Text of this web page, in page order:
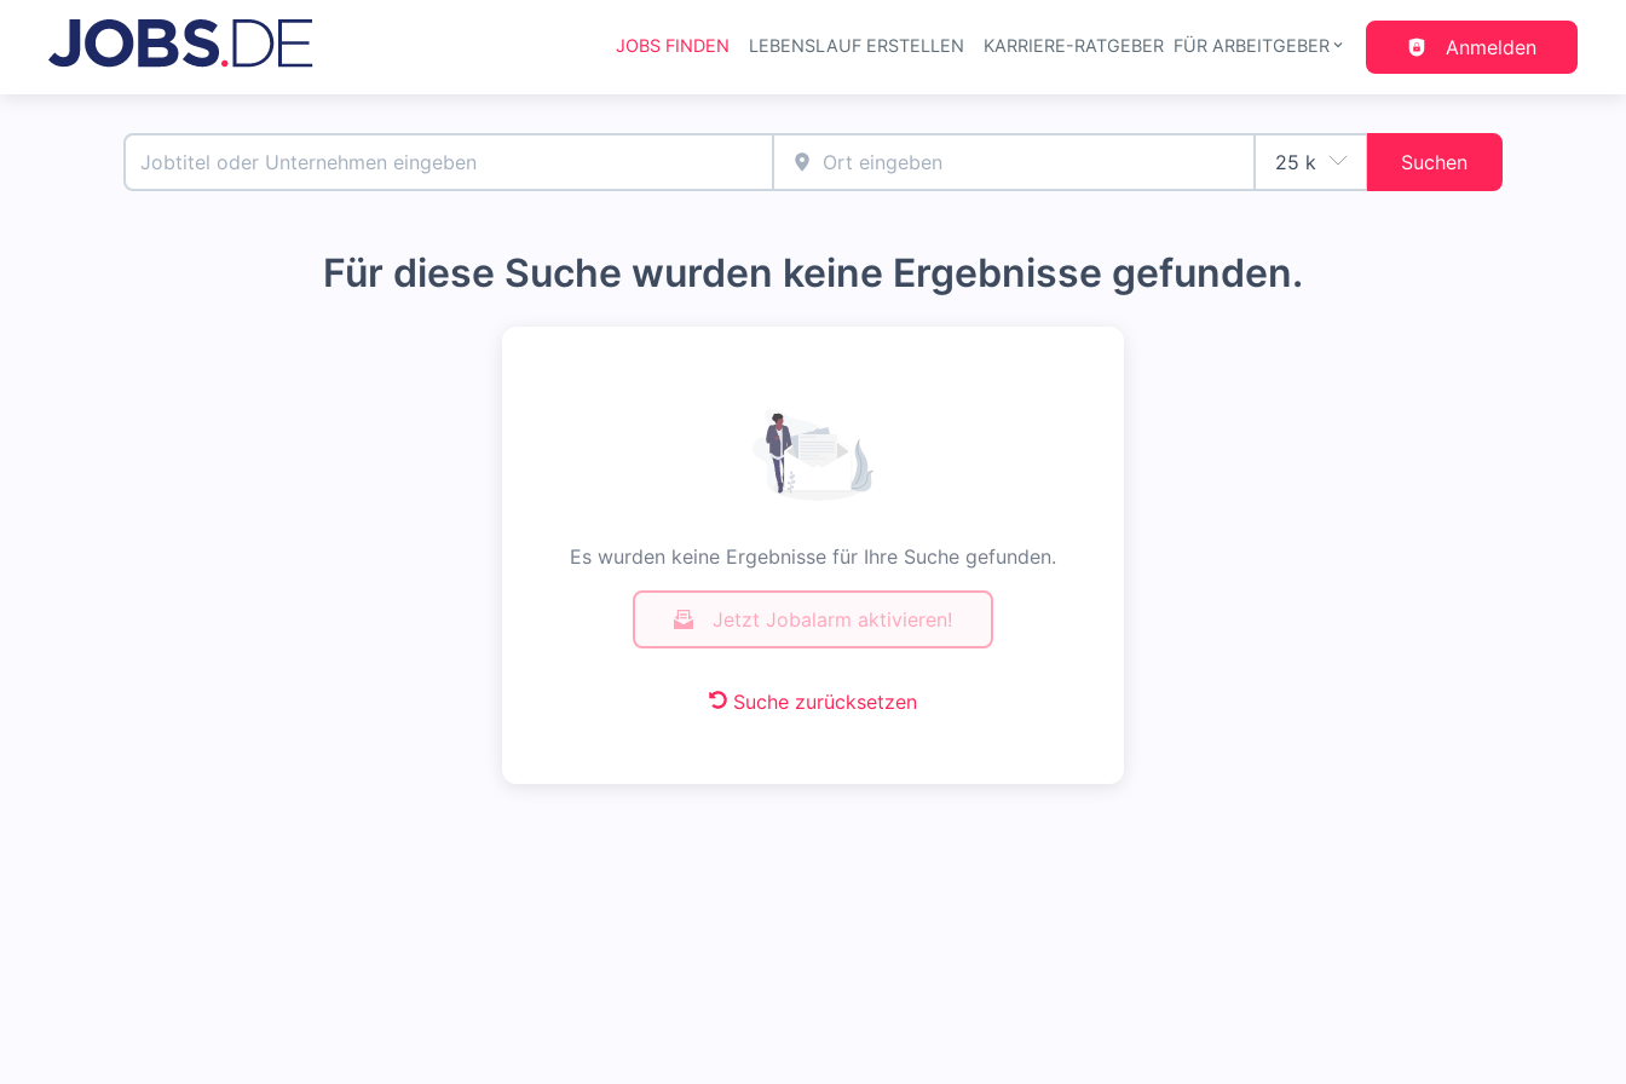
Haupt-Navigation
JOBS FINDEN LEBENSLAUF ERSTELLEN KARRIERE-RATGEBER FÜR ARBEITGEBER Anmelden
Suchen
Für diese Suche wurden keine Ergebnisse gefunden.
Es wurden keine Ergebnisse für Ihre Suche gefunden.
Jetzt Jobalarm aktivieren!
Suche zurücksetzen